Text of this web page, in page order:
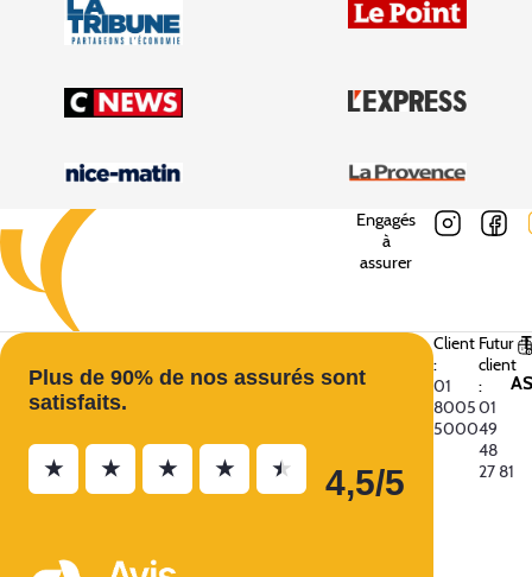
Engagés
à
assurer
Plus de 90% de nos assurés sont
satisfaits.
★ ★ ★ ★ ★ 4,5/5
Client
:
01
8005
5000
Futur
client
:
01
49
48
27 81